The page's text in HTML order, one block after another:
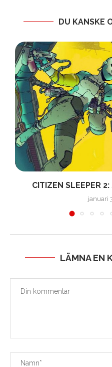
DU KANSKE
CITIZEN SLEEPER
januari
LÄMNA EN